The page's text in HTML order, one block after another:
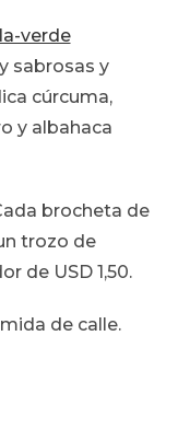
sabrosas y
cúrcuma,
y albahaca
brocheta de
trozo de
de USD 1,50.
de calle.